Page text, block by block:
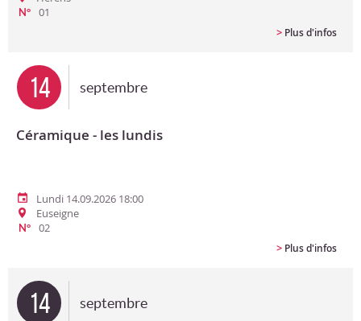
N°
01
> Plus d'infos
14 septembre
Céramique - les lundis
Lundi 14.09.2026 18:00
Euseigne
N°
02
> Plus d'infos
14 septembre